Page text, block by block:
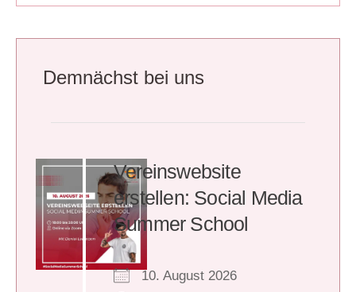
Demnächst bei uns
Vereinswebsite
erstellen: Social Media
Summer School
10. August 2026